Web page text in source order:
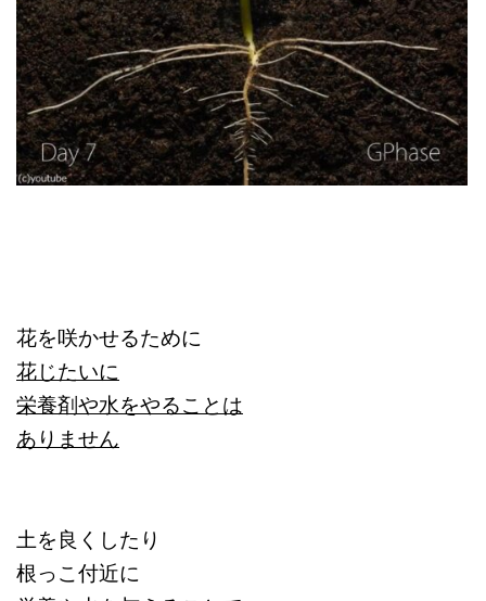
花を咲かせるために
花じたいに
栄養剤や水をやることは
ありません
土を良くしたり
根っこ付近に